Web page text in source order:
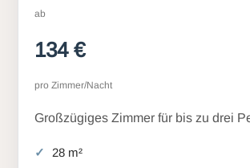
ab
134 €
pro Zimmer/Nacht
Großzügiges Zimmer für bis zu drei
28 m²